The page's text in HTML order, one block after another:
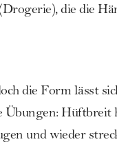
die die
die Form lässt
Hüftbreit
und wieder